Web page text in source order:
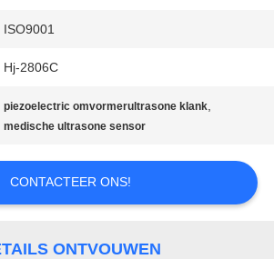
ISO9001
Hj-2806C
piezoelectric omvormerultrasone klank,
medische ultrasone sensor
CONTACTEER ONS!
ONTVOUWEN